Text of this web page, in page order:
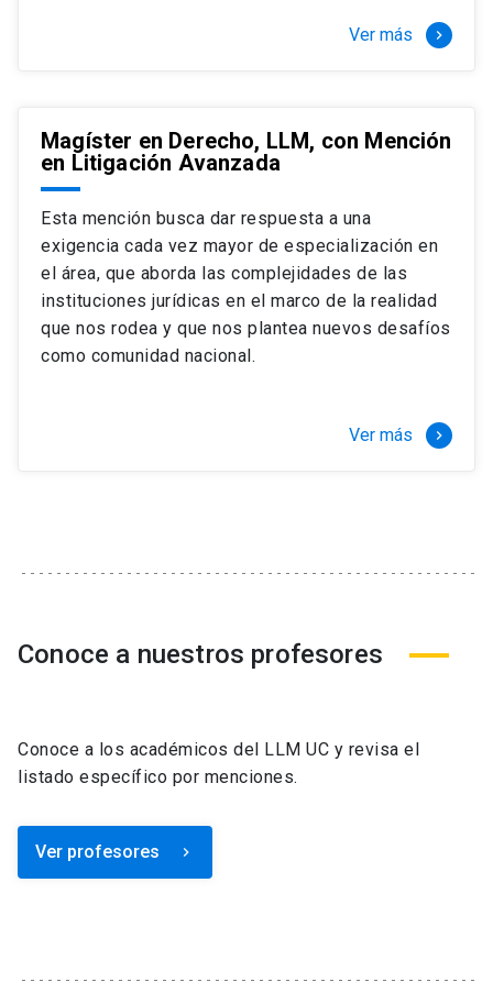
Ver más keyboard_arrow_right
Magíster en Derecho, LLM, con Mención
en Litigación Avanzada
Esta mención busca dar respuesta a una
exigencia cada vez mayor de especialización en
el área, que aborda las complejidades de las
instituciones jurídicas en el marco de la realidad
que nos rodea y que nos plantea nuevos desafíos
como comunidad nacional.
Ver más keyboard_arrow_right
Conoce a nuestros profesores
Conoce a los académicos del LLM UC y revisa el
listado específico por menciones.
Ver profesores keyboard_arrow_right